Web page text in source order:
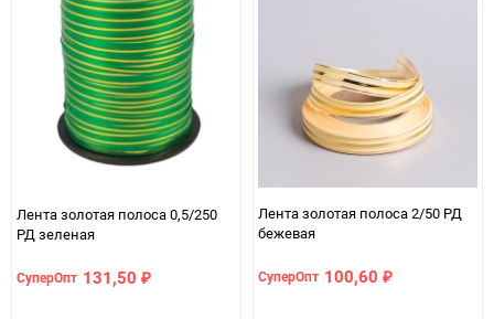
Лента золотая полоса 0,5/250
РД зеленая
СуперОпт 131,50 ₽
Лента золотая полоса 2/50 РД
бежевая
СуперОпт 100,60 ₽